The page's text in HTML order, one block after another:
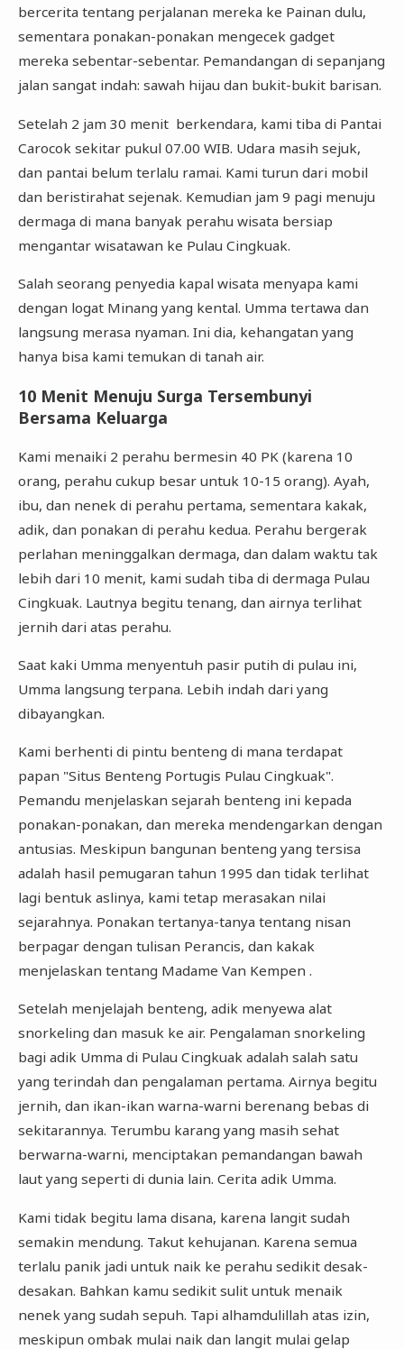
bercerita tentang perjalanan mereka ke Painan dulu,
sementara ponakan-ponakan mengecek gadget
mereka sebentar-sebentar. Pemandangan di sepanjang
jalan sangat indah: sawah hijau dan bukit-bukit barisan.
Setelah 2 jam 30 menit berkendara, kami tiba di Pantai
Carocok sekitar pukul 07.00 WIB. Udara masih sejuk,
dan pantai belum terlalu ramai. Kami turun dari mobil
dan beristirahat sejenak. Kemudian jam 9 pagi menuju
dermaga di mana banyak perahu wisata bersiap
mengantar wisatawan ke Pulau Cingkuak.
Salah seorang penyedia kapal wisata menyapa kami
dengan logat Minang yang kental. Umma tertawa dan
langsung merasa nyaman. Ini dia, kehangatan yang
hanya bisa kami temukan di tanah air.
10 Menit Menuju Surga Tersembunyi
Bersama Keluarga
Kami menaiki 2 perahu bermesin 40 PK (karena 10
orang, perahu cukup besar untuk 10-15 orang). Ayah,
ibu, dan nenek di perahu pertama, sementara kakak,
adik, dan ponakan di perahu kedua. Perahu bergerak
perlahan meninggalkan dermaga, dan dalam waktu tak
lebih dari 10 menit, kami sudah tiba di dermaga Pulau
Cingkuak. Lautnya begitu tenang, dan airnya terlihat
jernih dari atas perahu.
Saat kaki Umma menyentuh pasir putih di pulau ini,
Umma langsung terpana. Lebih indah dari yang
dibayangkan.
Kami berhenti di pintu benteng di mana terdapat
papan "Situs Benteng Portugis Pulau Cingkuak".
Pemandu menjelaskan sejarah benteng ini kepada
ponakan-ponakan, dan mereka mendengarkan dengan
antusias. Meskipun bangunan benteng yang tersisa
adalah hasil pemugaran tahun 1995 dan tidak terlihat
lagi bentuk aslinya, kami tetap merasakan nilai
sejarahnya. Ponakan tertanya-tanya tentang nisan
berpagar dengan tulisan Perancis, dan kakak
menjelaskan tentang Madame Van Kempen .
Setelah menjelajah benteng, adik menyewa alat
snorkeling dan masuk ke air. Pengalaman snorkeling
bagi adik Umma di Pulau Cingkuak adalah salah satu
yang terindah dan pengalaman pertama. Airnya begitu
jernih, dan ikan-ikan warna-warni berenang bebas di
sekitarannya. Terumbu karang yang masih sehat
berwarna-warni, menciptakan pemandangan bawah
laut yang seperti di dunia lain. Cerita adik Umma.
Kami tidak begitu lama disana, karena langit sudah
semakin mendung. Takut kehujanan. Karena semua
terlalu panik jadi untuk naik ke perahu sedikit desak-
desakan. Bahkan kamu sedikit sulit untuk menaik
nenek yang sudah sepuh. Tapi alhamdulillah atas izin,
meskipun ombak mulai naik dan langit mulai gelap